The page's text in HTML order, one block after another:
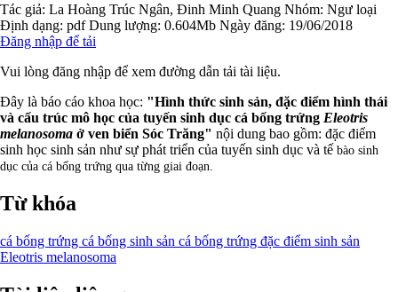
Tác giả: La Hoàng Trúc Ngân, Đinh Minh Quang Nhóm: Ngư loại
Định dạng: pdf Dung lượng: 0.604Mb Ngày đăng: 19/06/2018
Đăng nhập để tải
Vui lòng đăng nhập để xem đường dẫn tải tài liệu.
Đây là báo cáo khoa học: "Hình thức sinh sản, đặc điểm hình thái
và cấu trúc mô học của tuyến sinh dục cá bống trứng Eleotris
melanosoma ở ven biển Sóc Trăng" nội dung bao gồm: đặc điểm
sinh học sinh sản như sự phát triển của tuyến sinh dục và tế bào sinh
dục của cá bống trứng qua từng giai đoạn.
Từ khóa
cá bống trứng cá bống sinh sản cá bống trứng đặc điểm sinh sản
Eleotris melanosoma